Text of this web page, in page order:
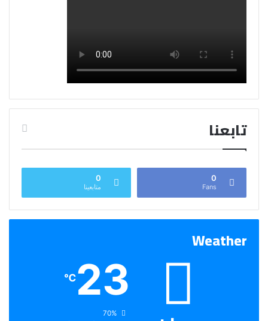
تابعنا
0
Fans
0
متابعينا
Weather
23
℃
الرطوبة: